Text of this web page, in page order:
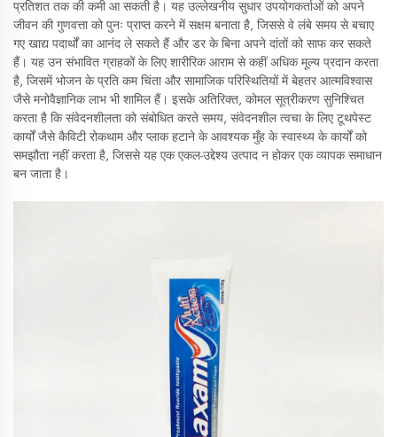
प्रतिशत तक की कमी आ सकती है। यह उल्लेखनीय सुधार उपयोगकर्ताओं को अपने
जीवन की गुणवत्ता को पुनः प्राप्त करने में सक्षम बनाता है, जिससे वे लंबे समय से बचाए
गए खाद्य पदार्थों का आनंद ले सकते हैं और डर के बिना अपने दांतों को साफ कर सकते
हैं। यह उन संभावित ग्राहकों के लिए शारीरिक आराम से कहीं अधिक मूल्य प्रदान करता
है, जिसमें भोजन के प्रति कम चिंता और सामाजिक परिस्थितियों में बेहतर आत्मविश्वास
जैसे मनोवैज्ञानिक लाभ भी शामिल हैं। इसके अतिरिक्त, कोमल सूत्रीकरण सुनिश्चित
करता है कि संवेदनशीलता को संबोधित करते समय, संवेदनशील त्वचा के लिए टूथपेस्ट
कार्यों जैसे कैविटी रोकथाम और प्लाक हटाने के आवश्यक मुँह के स्वास्थ्य के कार्यों को
समझौता नहीं करता है, जिससे यह एक एकल-उद्देश्य उत्पाद न होकर एक व्यापक समाधान
बन जाता है।